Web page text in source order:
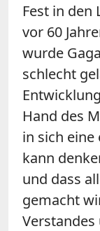
Fest in den
vor 60
wurde
schlecht
Hand des
in sich
kann
und dass
gemacht